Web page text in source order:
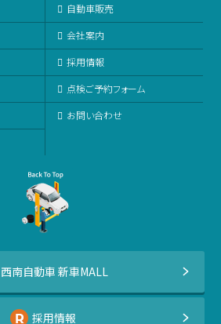
自動車販売
会社案内
採用情報
点検ご予約フォーム
お問い合わせ
西南自動車 新車MALL
採用情報